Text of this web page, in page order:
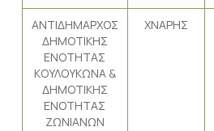
ΑΝΤΙΔΗΜΑΡΧΟΣ
ΔΗΜΟΤΙΚΗΣ
ΕΝΟΤΗΤΑΣ
ΚΟΥΛΟΥΚΩΝΑ &
ΔΗΜΟΤΙΚΗΣ
ΕΝΟΤΗΤΑΣ
ΖΩΝΙΑΝΩΝ
ΧΝΑΡΗΣ